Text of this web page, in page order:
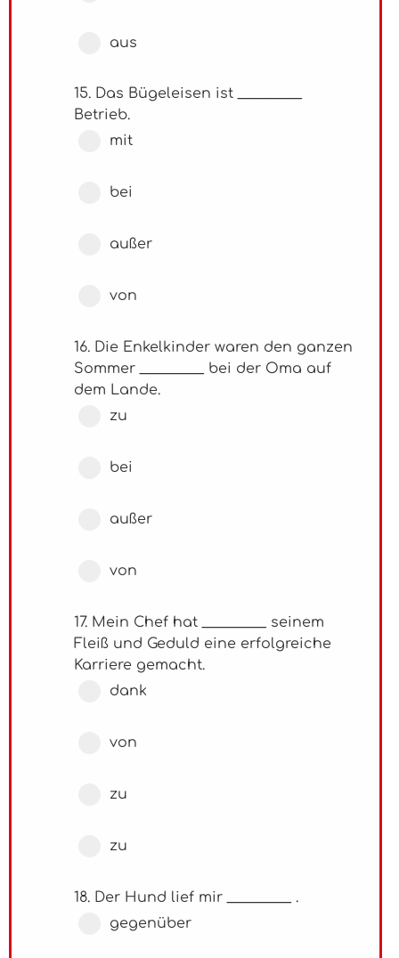
aus
15. Das Bügeleisen ist _________
Betrieb.
mit
bei
außer
von
16. Die Enkelkinder waren den ganzen
Sommer _________ bei der Oma auf
dem Lande.
zu
bei
außer
von
17. Mein Chef hat _________ seinem
Fleiß und Geduld eine erfolgreiche
Karriere gemacht.
dank
von
zu
zu
18. Der Hund lief mir _________ .
gegenüber